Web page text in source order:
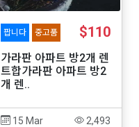
팝니다 중고품 $110
가라판 아파트 방2개 렌
트합가라판 아파트 방2
개 렌..
15 Mar 2,493